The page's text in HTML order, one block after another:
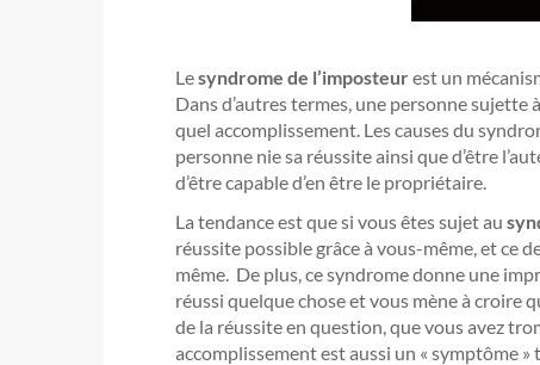
Lesyndrome de l’imposteurest un
Dans d’autres termes, une personne sujette
quel accomplissement. Les causes du
personne nie sa réussite ainsi que d’être
d’être capable d’en être le propriétaire.
La tendance est que si vous êtes sujet au
réussite possible grâce à vous-même, et ce
même. De plus, ce syndrome donne une
réussi quelque chose et vous mène à croire
de la réussite en question, que vous avez
accomplissement est aussi un « symptôme »